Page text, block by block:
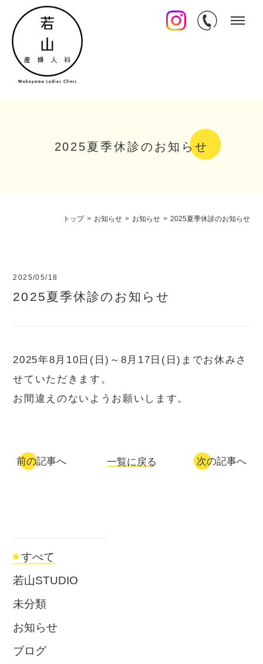
2025夏季休診のお知らせ
トップ > お知らせ > お知らせ > 2025夏季休診のお知らせ
2025/05/18
2025夏季休診のお知らせ
2025年8月10日(日)～8月17日(日)までお休みさ
せていただきます。
お間違えのないようお願いします。
前の記事へ 一覧に戻る 次の記事へ
すべて
若山STUDIO
未分類
お知らせ
ブログ